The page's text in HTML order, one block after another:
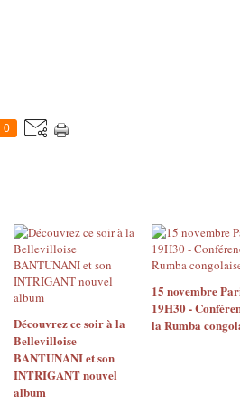
0
Découvrez ce soir à la
Bellevilloise
BANTUNANI et son
INTRIGANT nouvel
album
15 novembre
19H30 -
la Rumba